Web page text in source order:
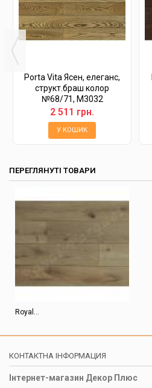
Porta Vita Ясен, елеганс,
структ.браш колор
№68/71, М3032
2 511 грн.
У КОШИК
ПЕРЕГЛЯНУТІ ТОВАРИ
Royal...
КОНТАКТНА ІНФОРМАЦИЯ
Інтернет-магазин Декор Плюс